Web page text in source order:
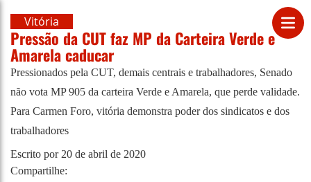
Vitória
Pressão da CUT faz MP da Carteira Verde e
Amarela caducar
Pressionados pela CUT, demais centrais e trabalhadores, Senado
não vota MP 905 da carteira Verde e Amarela, que perde validade.
Para Carmen Foro, vitória demonstra poder dos sindicatos e dos
trabalhadores
Escrito por 20 de abril de 2020
Compartilhe: